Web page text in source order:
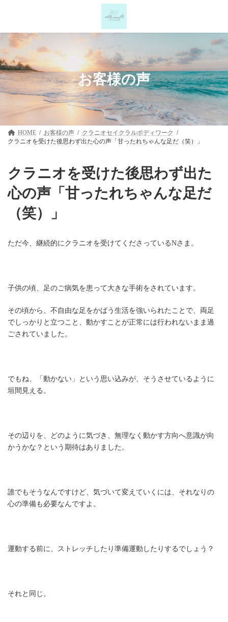
ン
へ
ス
キ
ッ
プ
ー
ョ
ン
に
移
動
お客様の声
HOME お客様の声
クラニオセイクラルボディワーク
クラニオを受けた後思わず出た心の声「甘ったれちゃんな足だ（笑）」
クラニオを受けた後思わず出た
心の声「甘ったれちゃんな足だ
（笑）」
ただ今、継続的にクラニオを受けてくださっているNさま。
子供の頃、足のご病気を患って大きな手術をされています。
その頃から、不自由な足をかばう生活を強いられたことで、両足
でしっかりと立つこと、動かすことが正常には行われないまま過
ごされていました。
でもね、「動かない」という思い込みが、そうさせているように
垣間見える。
その辺りを、どのように気づき、無理なく動かす方向へ意識が向
かうかな？という期待はありました。
誰でもそうなんですけど、気づいて変えていくには、それなりの
心の準備も必要なんですよ。
運動する前に、ストレッチしたり準備運動したりするでしょう？
それと同じ。